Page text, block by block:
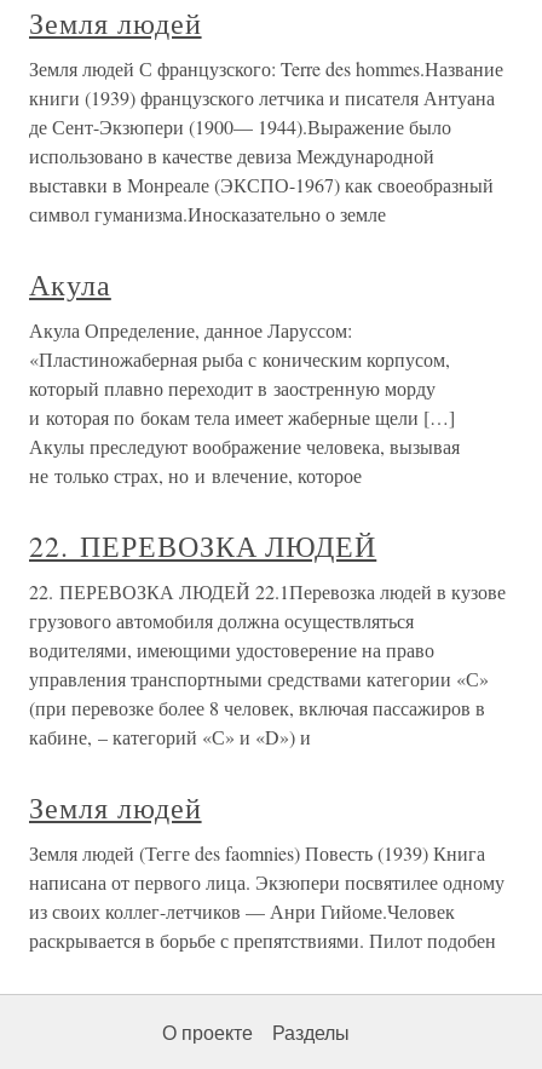
Земля людей
Земля людей С французского: Terre des hommes.Название
книги (1939) французского летчика и писателя Антуана
де Сент-Экзюпери (1900— 1944).Выражение было
использовано в качестве девиза Международной
выставки в Монреале (ЭКСПО-1967) как своеобразный
символ гуманизма.Иносказательно о земле
Акула
Акула Определение, данное Ларуссом:
«Пластиножаберная рыба с коническим корпусом,
который плавно переходит в заостренную морду
и которая по бокам тела имеет жаберные щели […]
Акулы преследуют воображение человека, вызывая
не только страх, но и влечение, которое
22. ПЕРЕВОЗКА ЛЮДЕЙ
22. ПЕРЕВОЗКА ЛЮДЕЙ 22.1Перевозка людей в кузове
грузового автомобиля должна осуществляться
водителями, имеющими удостоверение на право
управления транспортными средствами категории «С»
(при перевозке более 8 человек, включая пассажиров в
кабине, – категорий «С» и «D») и
Земля людей
Земля людей (Тегге des faomnies) Повесть (1939) Книга
написана от первого лица. Экзюпери посвятилее одному
из своих коллег-летчиков — Анри Гийоме.Человек
раскрывается в борьбе с препятствиями. Пилот подобен
О проекте Разделы